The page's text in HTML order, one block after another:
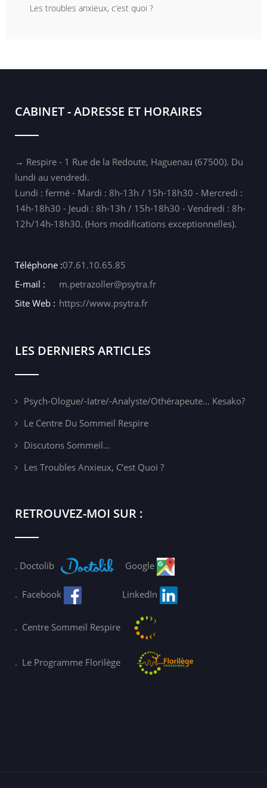
Les troubles anxieux, c’est quoi ?
CABINET - ADRESSE ET HORAIRES
→ Respire - 1 Rue de la Redoute, Haguenau (67500). Du
lundi au vendredi.
Lundi : fermé - Mardi : 8h-13h / 15h-18h30 - Mercredi :
14h-18h30 - Jeudi : 8h-13h / 15h-18h30 - Vendredi : 8h-
12h/14h-18h30. (Hors modifications exceptionnelles).
Téléphone :07.61.10.65.85
E-mail :
m.petrazoller@psytra.fr
Site Web : https://www.psytra.fr
LES DERNIERS ARTICLES
Psych-Ologue/-Iatre/-Analyste/othérapeute… Kesako?
Le Centre Du Sommeil Respire
Discutons Sommeil…
Les Troubles Anxieux, C’est Quoi ?
RETROUVEZ-MOI SUR :
. Doctolib Google
. Facebook LinkedIn
. Centre Sommeil Respire
. Le Programme Florilège